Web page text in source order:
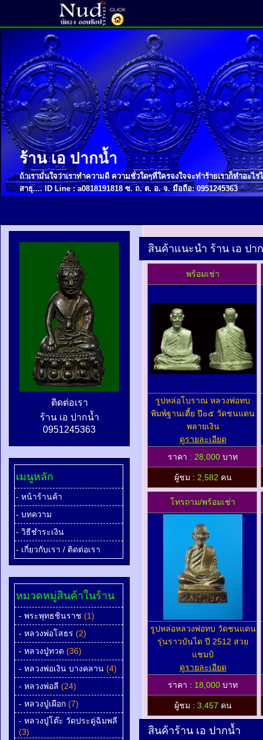
ร้าน เอ ปากน้ำ
ถ้าเรามั่นใจว่าเราทำความดี ความชั่วใดๆที่ใครจงใจจะทำร้ายเราก็ทำอะ
สาธุ.... ID Line : a0818191818 ซ. ถ. ต. อ. จ. มือถือ: 0951245363
ติดต่อเรา
ร้าน เอ ปากน้ำ
0951245363
เมนูหลัก
- หน้าร้านค้า
- บทความ
- วิธีชำระเงิน
- เกี่ยวกับเรา / ติดต่อเรา
หมวดหมู่สินค้าในร้าน
- พระพุทธชินราช (1)
- หลวงพ่อโสธร (2)
- หลวงปู่ทวด (36)
- หลวงพ่อเงิน บางคลาน (4)
- หลวงพ่อลี (24)
- หลวงปู่เผือก (7)
- หลวงปู่โต๊ะ วัดประดู่ฉิมพลี
(3)
สินค้าแนะนำ ร้าน เอ ปา
พร้อมเช่า
รูปหล่อโบราณ หลวงพ่อทบ
พิมพ์ฐานเตี้ย ปี๐๕ วัดชนแดน
พลายเงิน
ดูรายละเอียด
ราคา : 28,000 บาท
ผู้ชม : 2,582 คน
โทรถาม/พร้อมเช่า
รูปหล่อหลวงพ่อทบ วัดชนแดน
รุ่นราวบันได ปี 2512 สวย
แชมป์
ดูรายละเอียด
ราคา : 18,000 บาท
ผู้ชม : 3,457 คน
สินค้าร้าน เอ ปากน้ำ